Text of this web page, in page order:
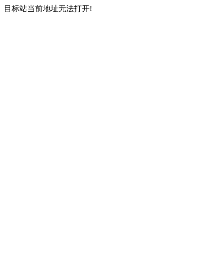
目标站当前地址无法打开!